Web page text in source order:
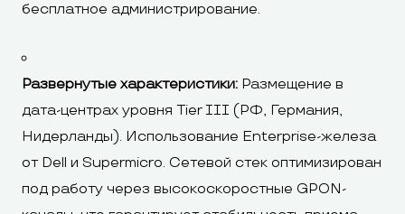
бесплатное администрирование.
Развернутые характеристики: Размещение в
дата-центрах уровня Tier III (РФ, Германия,
Нидерланды). Использование Enterprise-железа
от Dell и Supermicro. Сетевой стек оптимизирован
под работу через высокоскоростные GPON-